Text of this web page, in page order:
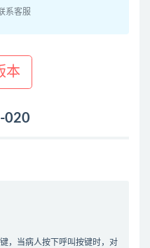
系客服
本
020
，当病人按下呼叫按键时，对